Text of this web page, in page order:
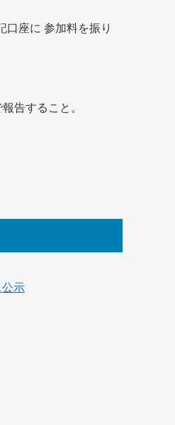
口座に 参加料を振り
告すること。
示